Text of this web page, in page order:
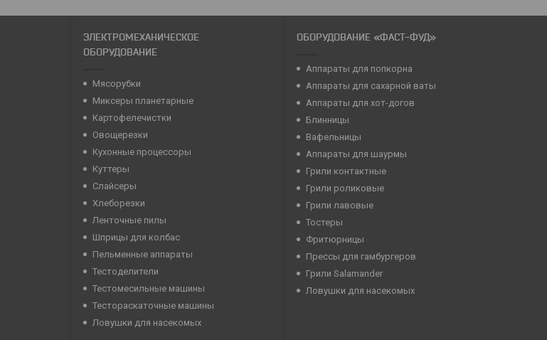
ЭЛЕКТРОМЕХАНИЧЕСКОЕ
ОБОРУДОВАНИЕ
Мясорубки
Миксеры планетарные
Картофелечистки
Овощерезки
Кухонные процессоры
Куттеры
Слайсеры
Хлеборезки
Ленточные пилы
Шприцы для колбас
Пельменные аппараты
Тестоделители
Тестомесильные машины
Тестораскаточные машины
Ловушки для насекомых
ОБОРУДОВАНИЕ «ФАСТ-ФУД»
Аппараты для попкорна
Аппараты для сахарной ваты
Аппараты для хот-догов
Блинницы
Вафельницы
Аппараты для шаурмы
Грили контактные
Грили роликовые
Грили лавовые
Тостеры
Фритюрницы
Прессы для гамбургеров
Грили Salamander
Ловушки для насекомых